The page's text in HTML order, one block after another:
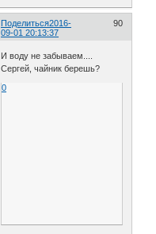
Поделиться 90
2016-
09-01 20:13:37
И воду не забываем....
Сергей, чайник берешь?
0